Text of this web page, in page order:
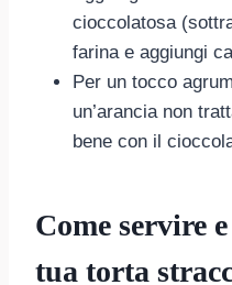
cioccolatosa
farina e aggiungi
Per un tocco
un’arancia non
bene con il
Come servire
tua torta